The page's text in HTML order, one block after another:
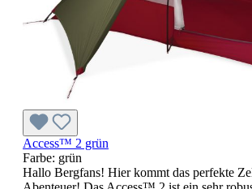
Access™ 2 grün
Farbe: grün
Hallo Bergfans! Hier kommt das perfekte